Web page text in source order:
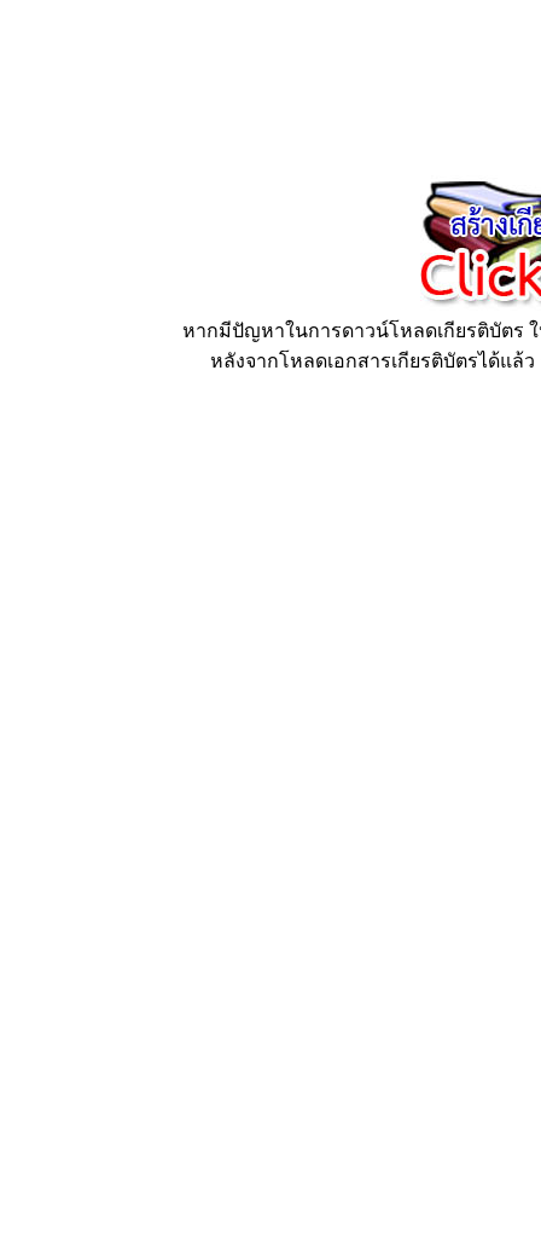
หากมีปัญหาในการดาวน์โหลดเกียรติบัตร
หลังจากโหลดเอกสารเกียรติบัตรได้แล้